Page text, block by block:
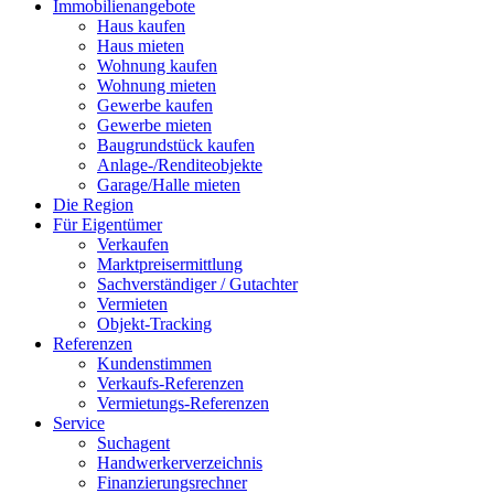
Immobilienangebote
Haus kaufen
Haus mieten
Wohnung kaufen
Wohnung mieten
Gewerbe kaufen
Gewerbe mieten
Baugrundstück kaufen
Anlage-/Renditeobjekte
Garage/Halle mieten
Die Region
Für Eigentümer
Verkaufen
Marktpreisermittlung
Sachverständiger / Gutachter
Vermieten
Objekt-Tracking
Referenzen
Kundenstimmen
Verkaufs-Referenzen
Vermietungs-Referenzen
Service
Suchagent
Handwerkerverzeichnis
Finanzierungsrechner